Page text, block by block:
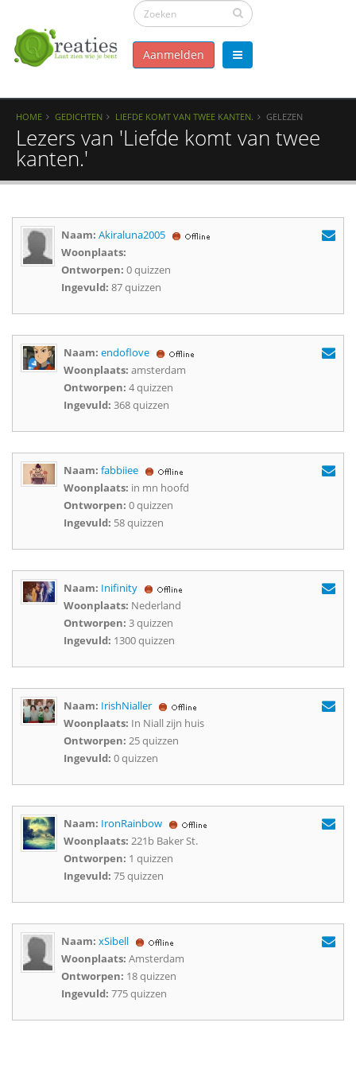
Aanmelden
HOME GEDICHTEN LIEFDE KOMT VAN TWEE KANTEN. GELEZEN
Lezers van 'Liefde komt van twee
kanten.'
Naam: Akiraluna2005
Woonplaats:
Ontworpen: 0 quizzen
Ingevuld: 87 quizzen
Naam: endoflove
Woonplaats: amsterdam
Ontworpen: 4 quizzen
Ingevuld: 368 quizzen
Naam: fabbiiee
Woonplaats: in mn hoofd
Ontworpen: 0 quizzen
Ingevuld: 58 quizzen
Naam: Inifinity
Woonplaats: Nederland
Ontworpen: 3 quizzen
Ingevuld: 1300 quizzen
Naam: IrishNialler
Woonplaats: In Niall zijn huis
Ontworpen: 25 quizzen
Ingevuld: 0 quizzen
Naam: IronRainbow
Woonplaats: 221b Baker St.
Ontworpen: 1 quizzen
Ingevuld: 75 quizzen
Naam: xSibell
Woonplaats: Amsterdam
Ontworpen: 18 quizzen
Ingevuld: 775 quizzen